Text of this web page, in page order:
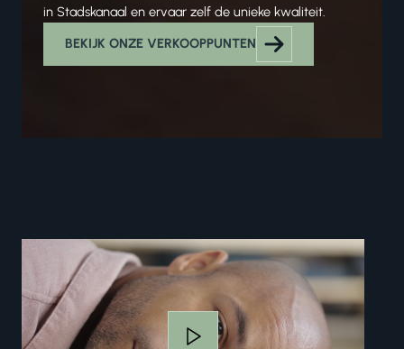
in Stadskanaal en ervaar zelf de unieke kwaliteit.
BEKIJK ONZE VERKOOPPUNTEN